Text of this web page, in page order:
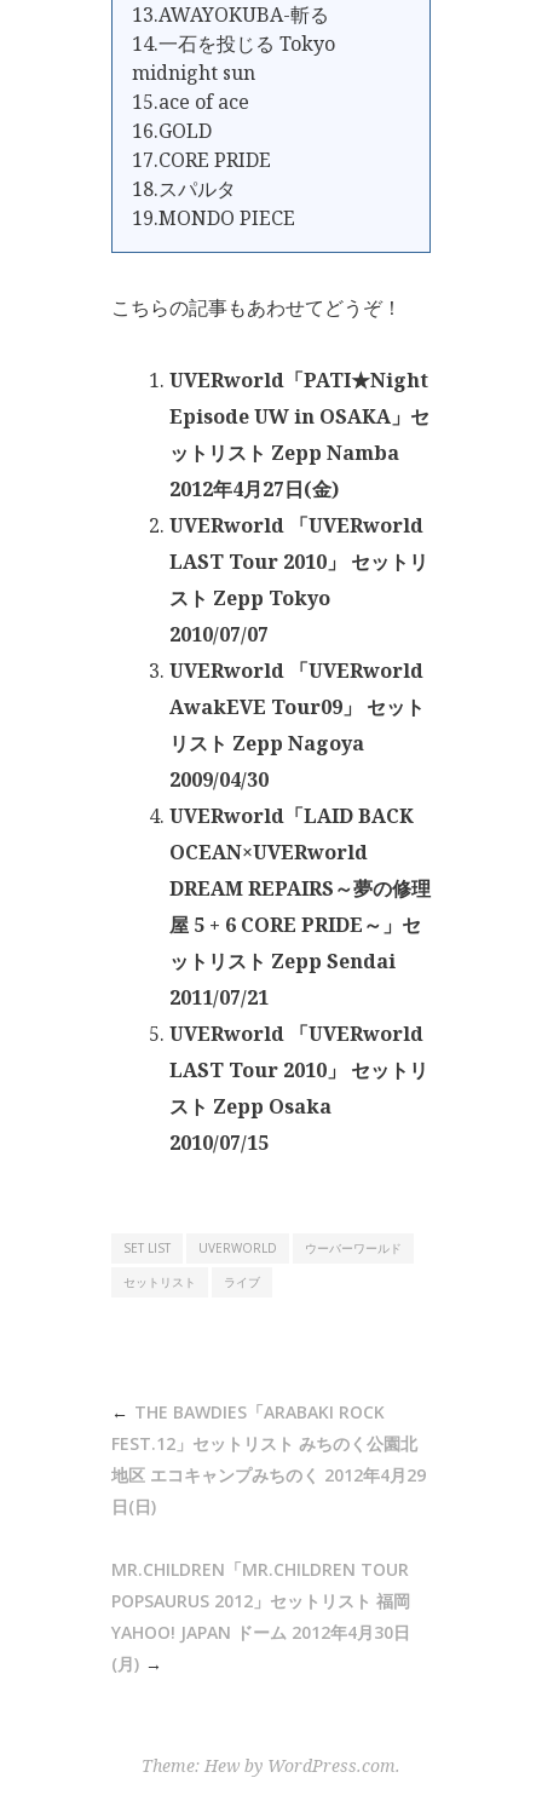
13.AWAYOKUBA-斬る
14.一石を投じる Tokyo
midnight sun
15.ace of ace
16.GOLD
17.CORE PRIDE
18.スパルタ
19.MONDO PIECE
こちらの記事もあわせてどうぞ！
UVERworld「PATI★Night
Episode UW in OSAKA」セ
ットリスト Zepp Namba
2012年4月27日(金)
UVERworld 「UVERworld
LAST Tour 2010」 セットリ
スト Zepp Tokyo
2010/07/07
UVERworld 「UVERworld
AwakEVE Tour09」 セット
リスト Zepp Nagoya
2009/04/30
UVERworld「LAID BACK
OCEAN×UVERworld
DREAM REPAIRS～夢の修理
屋 5 + 6 CORE PRIDE～」セ
ットリスト Zepp Sendai
2011/07/21
UVERworld 「UVERworld
LAST Tour 2010」 セットリ
スト Zepp Osaka
2010/07/15
SET LIST UVERWORLD
ウーバーワールド
セットリスト
ライブ
THE BAWDIES「ARABAKI ROCK
FEST.12」セットリスト みちのく公園北
地区 エコキャンプみちのく 2012年4月29
日(日)
MR.CHILDREN「MR.CHILDREN TOUR
POPSAURUS 2012」セットリスト 福岡
YAHOO! JAPAN ドーム 2012年4月30日
(月)
Theme: Hew by WordPress.com.